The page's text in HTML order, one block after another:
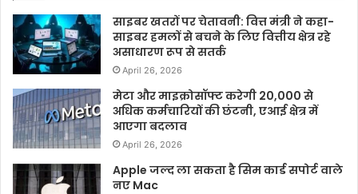
साइबर खतरों पर चेतावनी: वित्त मंत्री ने कहा-
साइबर हमलों से बचने के लिए वित्तीय क्षेत्र रहे
असाधारण रूप से सतर्क
April 26, 2026
मेटा और माइक्रोसॉफ्ट करेगी 20,000 से
अधिक कर्मचारियों की छंटनी, एआई क्षेत्र में
आएगा बदलाव
April 26, 2026
Apple जल्द ला सकता है सिम कार्ड सपोर्ट वाले
नए Mac